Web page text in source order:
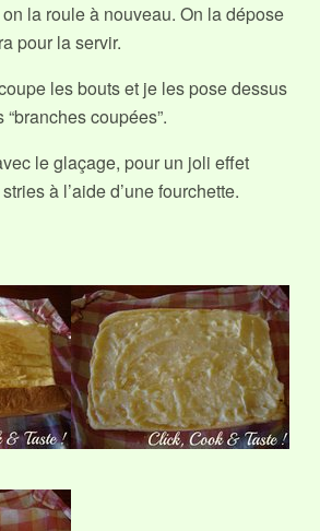
la roule à nouveau. On la dépose
pour la servir.
les bouts et je les pose dessus
coupées”.
le glaçage, pour un joli effet
à l’aide d’une fourchette.